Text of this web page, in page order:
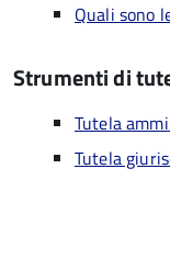
Quali sono
Strumenti di
Tutela
Tutela